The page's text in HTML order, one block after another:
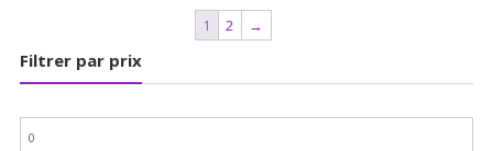
1 2 →
Filtrer par prix
Prix